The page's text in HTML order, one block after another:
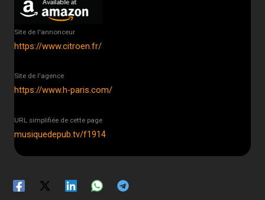
Site de l'annonceur
https://www.citroen.fr/
Site de l'agence
https://www.h-paris.com/
URL simplifiée de cette page
musiquedepub.tv/f1914